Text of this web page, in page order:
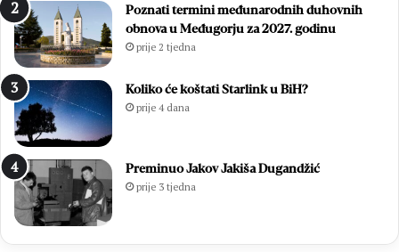
Poznati termini međunarodnih duhovnih
obnova u Međugorju za 2027. godinu
prije 2 tjedna
Koliko će koštati Starlink u BiH?
prije 4 dana
Preminuo Jakov Jakiša Dugandžić
prije 3 tjedna